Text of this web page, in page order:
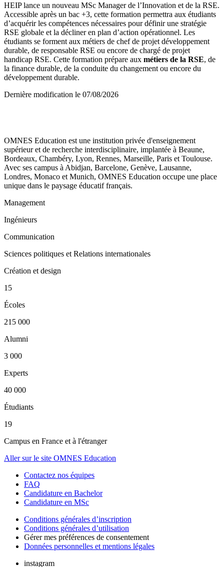
HEIP lance un nouveau MSc Manager de l’Innovation et de la RSE.
Accessible après un bac +3, cette formation permettra aux étudiants
d’acquérir les compétences nécessaires pour définir une stratégie
RSE globale et la décliner en plan d’action opérationnel. Les
étudiants se forment aux métiers de chef de projet développement
durable, de responsable RSE ou encore de chargé de projet
handicap RSE. Cette formation prépare aux métiers de la RSE, de
la finance durable, de la conduite du changement ou encore du
développement durable.
Dernière modification le 07/08/2026
OMNES Education est une institution privée d'enseignement
supérieur et de recherche interdisciplinaire, implantée à Beaune,
Bordeaux, Chambéry, Lyon, Rennes, Marseille, Paris et Toulouse.
Avec ses campus à Abidjan, Barcelone, Genève, Lausanne,
Londres, Monaco et Munich, OMNES Education occupe une place
unique dans le paysage éducatif français.
Management
Ingénieurs
Communication
Sciences politiques et Relations internationales
Création et design
15
Écoles
215 000
Alumni
3 000
Experts
40 000
Étudiants
19
Campus en France et à l'étranger
Aller sur le site OMNES Education
Contactez nos équipes
FAQ
Candidature en Bachelor
Candidature en MSc
Conditions générales d’inscription
Conditions générales d’utilisation
Gérer mes préférences de consentement
Données personnelles et mentions légales
instagram